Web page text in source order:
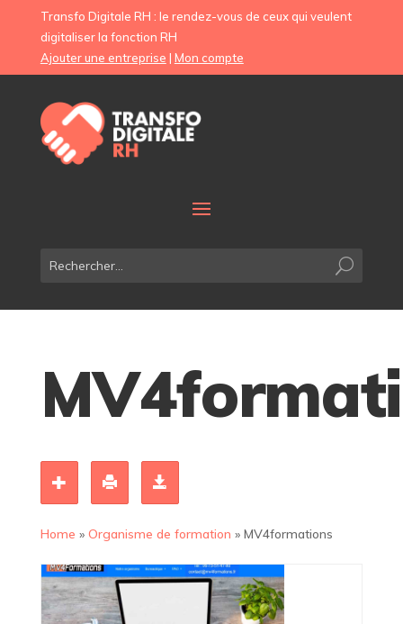
Transfo Digitale RH : le rendez-vous de ceux qui veulent
digitaliser la fonction RH
Ajouter une entreprise | Mon compte
Home » Organisme de formation » MV4formations